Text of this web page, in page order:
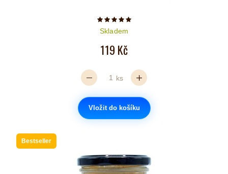
Počet hvězdiček je 5 z 5
Skladem
119 Kč
ks
Vložit do košíku
Bestseller